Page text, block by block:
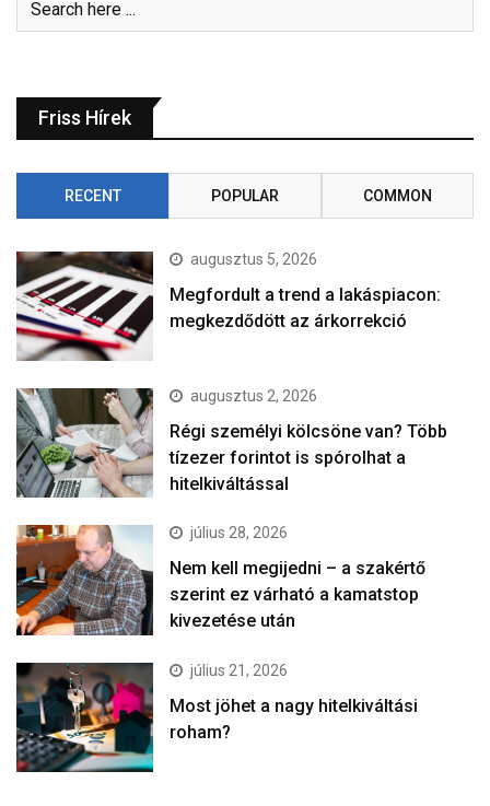
Friss Hírek
RECENT POPULAR COMMON
augusztus 5, 2026
Megfordult a trend a lakáspiacon:
megkezdődött az árkorrekció
augusztus 2, 2026
Régi személyi kölcsöne van? Több
tízezer forintot is spórolhat a
hitelkiváltással
július 28, 2026
Nem kell megijedni – a szakértő
szerint ez várható a kamatstop
kivezetése után
július 21, 2026
Most jöhet a nagy hitelkiváltási
roham?